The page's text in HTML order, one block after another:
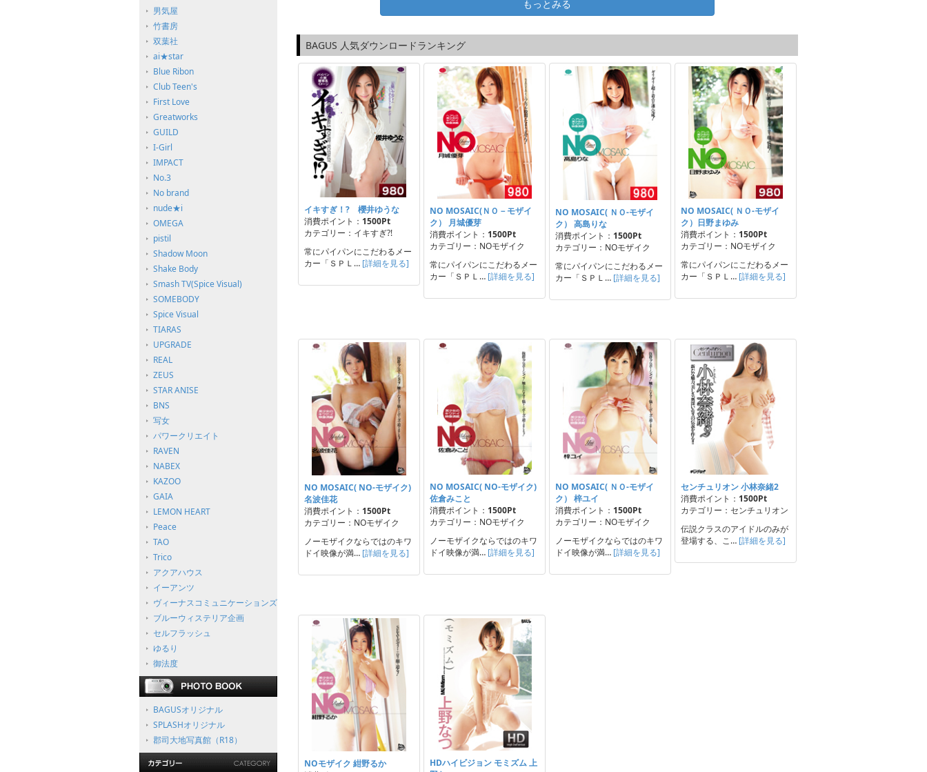
男気屋
竹書房
双葉社
ai★star
Blue Ribon
Club Teen's
First Love
Greatworks
GUILD
I-Girl
IMPACT
No.3
No brand
nude★i
OMEGA
pistil
Shadow Moon
Shake Body
Smash TV(Spice Visual)
SOMEBODY
Spice Visual
TIARAS
UPGRADE
REAL
ZEUS
STAR ANISE
BNS
写女
パワークリエイト
RAVEN
NABEX
KAZOO
GAIA
LEMON HEART
Peace
TAO
Trico
アクアハウス
イーアンツ
ヴィーナスコミュニケーションズ
ブルーウィステリア企画
セルフラッシュ
ゆるり
御法度
BAGUSオリジナル
SPLASHオリジナル
郡司大地写真館（R18）
もっとみる
BAGUS 人気ダウンロードランキング
イキすぎ！? 櫻井ゆうな
消費ポイント： 1500Pt
カテゴリー：イキすぎ?!
常にパイパンにこだわるメー
カー「ＳＰＬ… [詳細を見る]
NO MOSAIC(ＮＯ－モザイ
ク） 月城優芽
消費ポイント： 1500Pt
カテゴリー：NOモザイク
常にパイパンにこだわるメー
カー「ＳＰＬ… [詳細を見る]
NO MOSAIC( ＮＯ-モザイ
ク） 高島りな
消費ポイント： 1500Pt
カテゴリー：NOモザイク
常にパイパンにこだわるメー
カー「ＳＰＬ… [詳細を見る]
NO MOSAIC( ＮＯ-モザイ
ク）日野まゆみ
消費ポイント： 1500Pt
カテゴリー：NOモザイク
常にパイパンにこだわるメー
カー「ＳＰＬ… [詳細を見る]
NO MOSAIC( NO-モザイク)
名波佳花
消費ポイント： 1500Pt
カテゴリー：NOモザイク
ノーモザイクならではのキワ
ドイ映像が満… [詳細を見る]
NO MOSAIC( NO-モザイク)
佐倉みこと
消費ポイント： 1500Pt
カテゴリー：NOモザイク
ノーモザイクならではのキワ
ドイ映像が満… [詳細を見る]
NO MOSAIC( ＮＯ-モザイ
ク） 梓ユイ
消費ポイント： 1500Pt
カテゴリー：NOモザイク
ノーモザイクならではのキワ
ドイ映像が満… [詳細を見る]
センチュリオン 小林奈緒2
消費ポイント： 1500Pt
カテゴリー：センチュリオン
伝説クラスのアイドルのみが
登場する、こ… [詳細を見る]
NOモザイク 紺野るか
HDハイビジョン モミズム 上